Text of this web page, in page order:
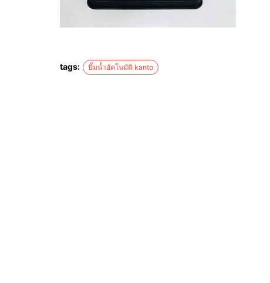
tags: ปั๊มน้ำอัตโนมัติ kanto